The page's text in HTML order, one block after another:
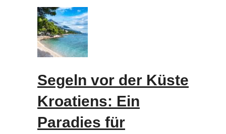
Segeln vor der Küste
Kroatiens: Ein
Paradies für